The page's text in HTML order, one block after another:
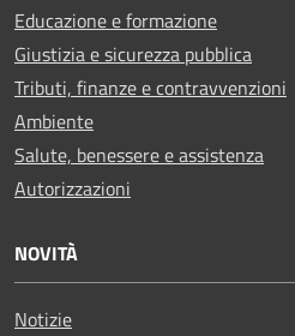
Educazione e formazione
Giustizia e sicurezza pubblica
Tributi, finanze e contravvenzioni
Ambiente
Salute, benessere e assistenza
Autorizzazioni
NOVITÀ
Notizie